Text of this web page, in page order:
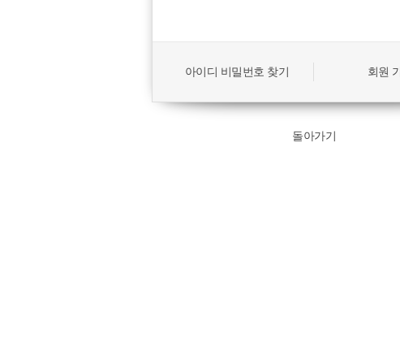
아이디 비밀번호 찾기 회원
돌아가기